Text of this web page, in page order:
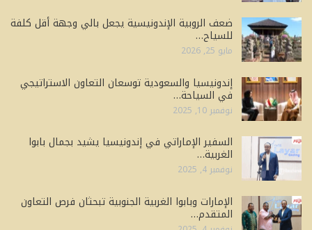
ضعف الروبية الإندونيسية يجعل بالي وجهة أقل كلفة
للسياح…
مايو 25, 2026
إندونيسيا والسعودية توسعان التعاون الاستراتيجي
في السياحة…
نوفمبر 10, 2025
السفير الإماراتي في إندونيسيا يشيد بجمال بابوا
الغربية…
نوفمبر 4, 2025
الإمارات وبابوا الغربية الجنوبية تبحثان فرص التعاون
المتقدم…